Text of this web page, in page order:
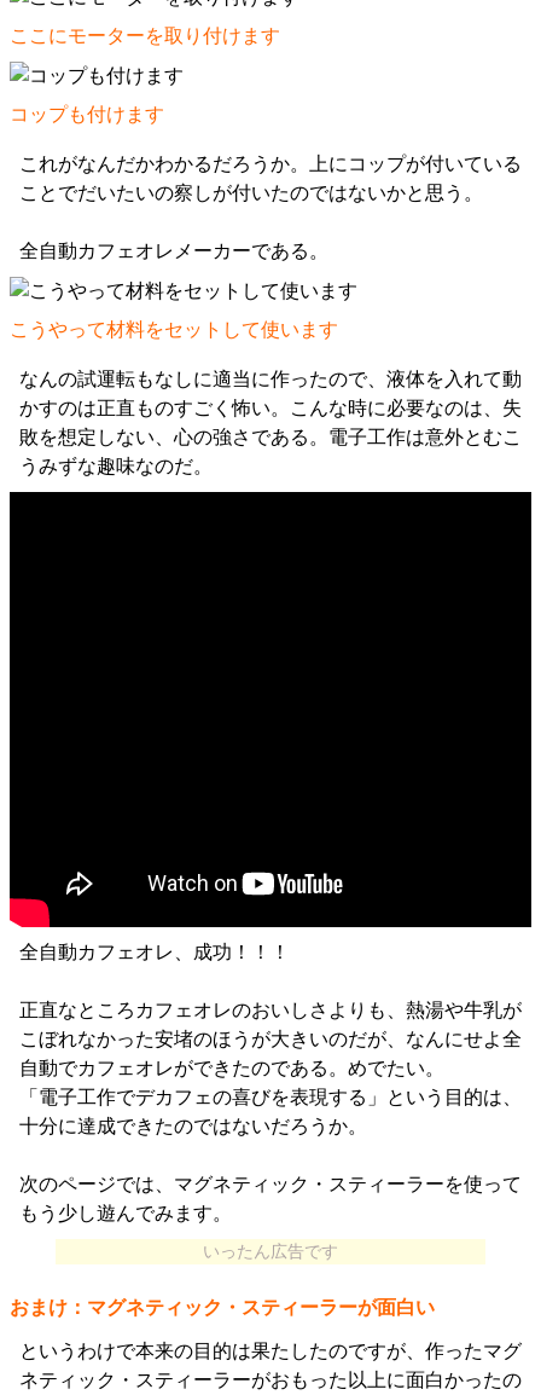
ここにモーターを取り付けます
コップも付けます
これがなんだかわかるだろうか。上にコップが付いている
ことでだいたいの察しが付いたのではないかと思う。
全自動カフェオレメーカーである。
こうやって材料をセットして使います
なんの試運転もなしに適当に作ったので、液体を入れて動
かすのは正直ものすごく怖い。こんな時に必要なのは、失
敗を想定しない、心の強さである。電子工作は意外とむこ
うみずな趣味なのだ。
全自動カフェオレ、成功！！！
正直なところカフェオレのおいしさよりも、熱湯や牛乳が
こぼれなかった安堵のほうが大きいのだが、なんにせよ全
自動でカフェオレができたのである。めでたい。
「電子工作でデカフェの喜びを表現する」という目的は、
十分に達成できたのではないだろうか。
次のページでは、マグネティック・スティーラーを使って
もう少し遊んでみます。
いったん広告です
おまけ：マグネティック・スティーラーが面白い
というわけで本来の目的は果たしたのですが、作ったマグ
ネティック・スティーラーがおもった以上に面白かったの